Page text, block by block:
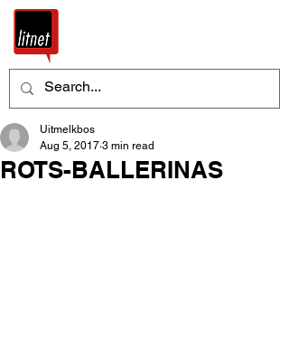
ROTS-BALLERINAS
Uitmelkbos
Aug 5, 2017 3 min read